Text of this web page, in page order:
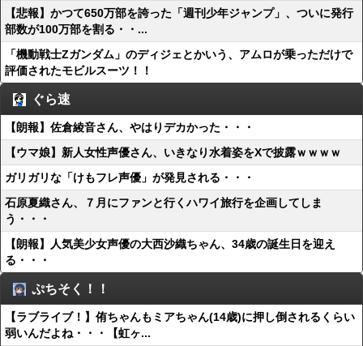
【悲報】かつて650万部を誇った「週刊少年ジャンプ」、ついに発行
部数が100万部を割る・・...
「機動戦士Ζガンダム」のディジェとかいう、アムロが乗っただけで
評価されたモビルスーツ！！
ぐら速
【朗報】佐倉綾音さん、やはりデカかった・・・
【ウマ娘】新人女性声優さん、いきなり水着姿をXで披露ｗｗｗｗ
ガリガリな「けもフレ声優」が発見される・・・
石原夏織さん、７月にファンと行くハワイ旅行を企画してしま
う・・・
【朗報】人気美少女声優の大西沙織ちゃん、34歳の誕生日を迎え
る・・・
ぷちそく！！
【ラブライブ！】侑ちゃんもミアちゃん(14歳)に押し倒されるくらい
弱いんだよね・・・【虹ヶ...